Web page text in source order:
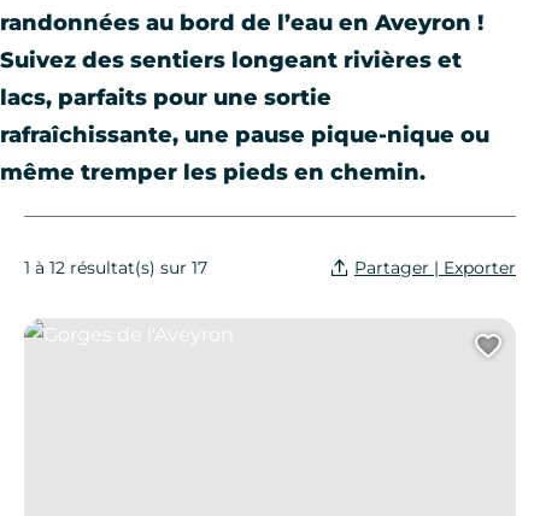
randonnées au bord de l’eau en Aveyron !
Suivez des sentiers longeant rivières et
lacs, parfaits pour une sortie
rafraîchissante, une pause pique-nique ou
même tremper les pieds en chemin.
1 à 12 résultat(s) sur 17 Partager | Exporter
Gorges de l'Aveyron